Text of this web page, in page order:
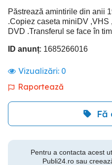
Păstrează amintirile din anii
.Copiez caseta miniDV ,VHS
DVD .Transferul se face în
ID anunț: 1685266016
Vizualizări: 0
Raportează
Fă
Pentru a contacta acest
Publi24.ro sau